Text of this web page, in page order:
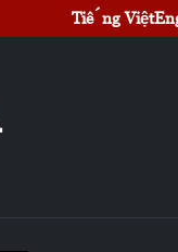
Tiếng Việt